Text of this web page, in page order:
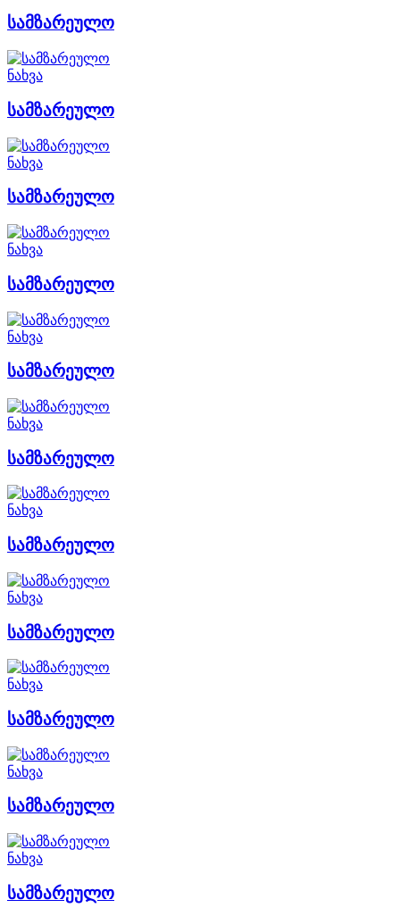
სამზარეულო
ნახვა
სამზარეულო
ნახვა
სამზარეულო
ნახვა
სამზარეულო
ნახვა
სამზარეულო
ნახვა
სამზარეულო
ნახვა
სამზარეულო
ნახვა
სამზარეულო
ნახვა
სამზარეულო
ნახვა
სამზარეულო
ნახვა
სამზარეულო